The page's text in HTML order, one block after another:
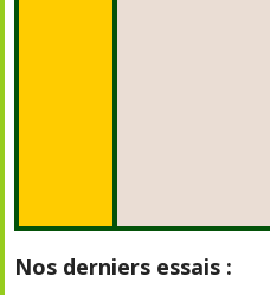
Nos derniers essais :